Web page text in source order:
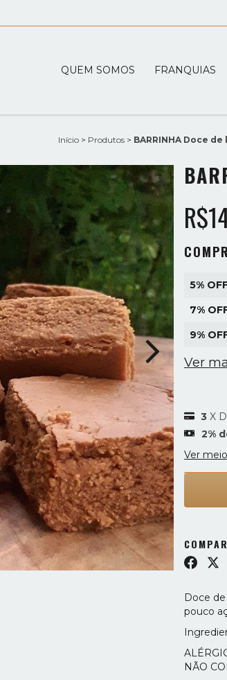
QUEM SOMOS FRANQUIAS
Início > Produtos > BARRINHA Doce
5%
7%
9%
Ver
3 X
2%
Ver
Doce
pouco
NÃO